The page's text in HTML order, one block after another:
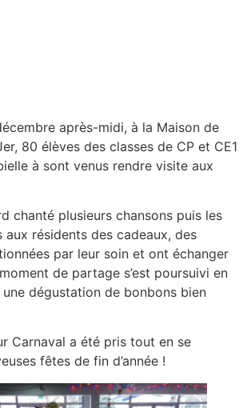
après-midi, à la Maison de
80 élèves des classes de CP et CE1
à sont venus rendre visite aux
chanté plusieurs chansons puis les
aux résidents des cadeaux, des
par leur soin et ont échanger
de partage s’est poursuivi en
dégustation de bonbons bien
Carnaval a été pris tout en se
fêtes de fin d’année !